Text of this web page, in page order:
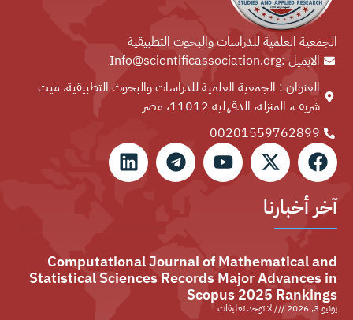
الجمعية العلمية للدراسات والبحوث التطبيقية
الايميل :Info@scientificassociation.org
العنوان : الجمعية العلمية للدراسات والبحوث التطبيقية، ميت
شريف، المنزلة، الدقهلية 11012، مصر
00201559762899⁩
آخر أخبارنا
Computational Journal of Mathematical and
Statistical Sciences Records Major Advances in
Scopus 2025 Rankings
يونيو 3, 2026
لا توجد تعليقات